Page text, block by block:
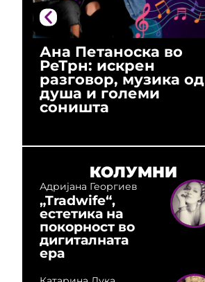
Ана Петаноска во
РеТрн: искрен
разговор, музика од
душа и големи
соништа
КОЛУМНИ
Адријана Георгиев
„Tradwife“,
естетика на
покорност во
дигиталната
ера